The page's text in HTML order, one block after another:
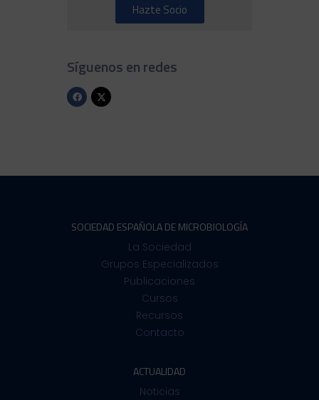
Hazte Socio
Síguenos en redes
SOCIEDAD ESPAÑOLA DE MICROBIOLOGÍA
La Sociedad
Grupos Especializados
Publicaciones
Cursos
Recursos
Contacto
ACTUALIDAD
Noticias